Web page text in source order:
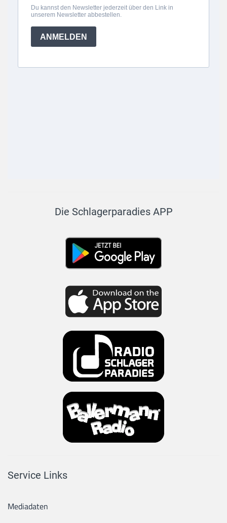
Die Schlagerparadies APP
Service Links
Mediadaten